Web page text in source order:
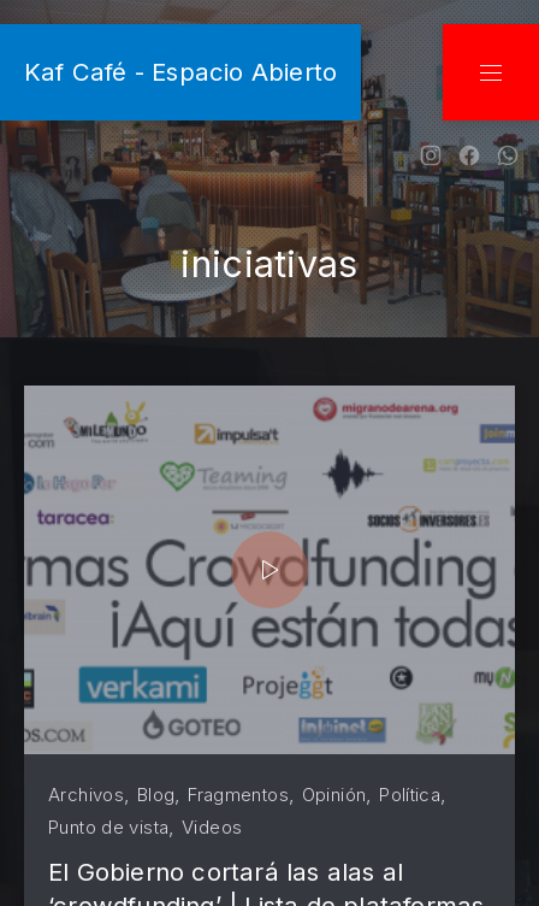
Kaf Café - Espacio Abierto
NewNew
iniciativas
Archivos, Blog, Fragmentos, Opinión, Política,
Punto de vista,Videos
El Gobierno cortará las alas al